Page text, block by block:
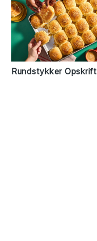
Rundstykker Opskrift